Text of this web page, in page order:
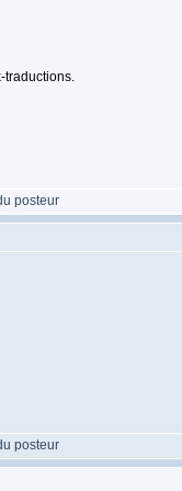
traductions.